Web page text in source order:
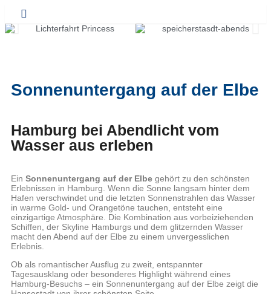
Sonnenuntergang auf der Elbe
Hamburg bei Abendlicht vom
Wasser aus erleben
Ein Sonnenuntergang auf der Elbe gehört zu den schönsten
Erlebnissen in Hamburg. Wenn die Sonne langsam hinter dem
Hafen verschwindet und die letzten Sonnenstrahlen das Wasser
in warme Gold- und Orangetöne tauchen, entsteht eine
einzigartige Atmosphäre. Die Kombination aus vorbeiziehenden
Schiffen, der Skyline Hamburgs und dem glitzernden Wasser
macht den Abend auf der Elbe zu einem unvergesslichen
Erlebnis.
Ob als romantischer Ausflug zu zweit, entspannter
Tagesausklang oder besonderes Highlight während eines
Hamburg-Besuchs – ein Sonnenuntergang auf der Elbe zeigt die